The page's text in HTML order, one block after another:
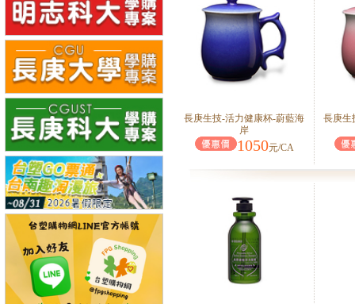
長庚生技-活力健康杯-蔚藍海
岸
1050元/CA
長庚生